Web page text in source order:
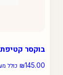
בוקסר
₪145.00 כולל